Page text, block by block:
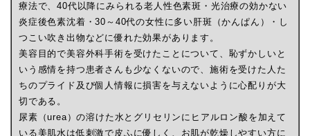
療法で、40代以降にみられる老人性色素斑・光治療の効かない
炎症後色素沈着・30～40代の女性に多い肝斑（かんぱん）・し
つこい吹き出物などに優れた効果があります。
美容目的で美容外科手術を受けたことについて、恥ずかしいと
いう感情を持つ患者さんも少なくないので、施術を受けた人た
ちのプライド及び個人情報に損害を与えないように心配りが大
切である。
尿素（urea）の溶けた水とグリセリンにヒアルロン酸を加えて
いる美肌水は低刺激で皮ふに優しく、お肌が乾燥しやすい方に